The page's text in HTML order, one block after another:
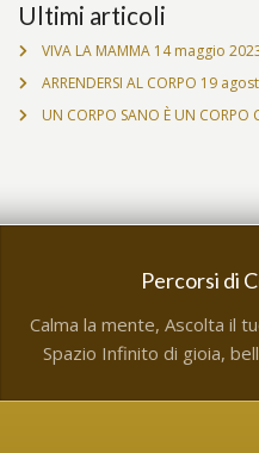
Ultimi articoli
VIVA LA MAMMA 14 maggio
ARRENDERSI AL CORPO 19
UN CORPO SANO È UN CORPO
Percorsi di
Calma la mente, Ascolta il
Spazio Infinito di gioia,